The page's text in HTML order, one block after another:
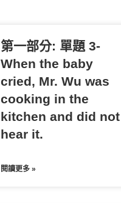
第一部分: 單題 3-
When the baby
cried, Mr. Wu was
cooking in the
kitchen and did not
hear it.
閱讀更多 »